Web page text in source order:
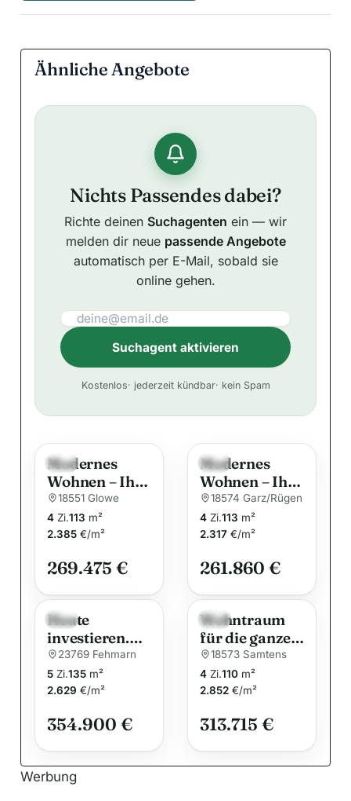
Ähnliche Angebote
Nichts Passendes dabei?
Richte deinen Suchagenten ein — wir
melden dir neue passende Angebote
automatisch per E-Mail, sobald sie
online gehen.
Suchagent aktivieren
t
Kostenlos· jederzeit kündbar· kein Spam
Neu
Modernes
Wohnen – Ihr
Traumhaus
für die ganze
Familie
18551 Glowe
4 Zi.113 m²
2.385 €/m²
269.475 €
Neu
Modernes
Wohnen – Ihr
Traumhaus
für die ganze
Familie
18574 Garz/Rügen
4 Zi.113 m²
2.317 €/m²
261.860 €
Neu
Heute
investieren.
Morgen
profitieren.
Vollsaniertes
aus mit zwei
vermieteten
Wohneinheite
n.
23769 Fehmarn
5 Zi.135 m²
2.629 €/m²
354.900 €
Neu
Wohntraum
für die ganze
Familie
18573 Samtens
4 Zi.110 m²
2.852 €/m²
313.715 €
Werbung